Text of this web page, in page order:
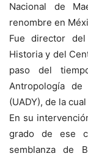
Nacional de
renombre en
Fue director
Historia y del
paso del
Antropología de
(UADY), de la
En su
grado de ese
semblanza de